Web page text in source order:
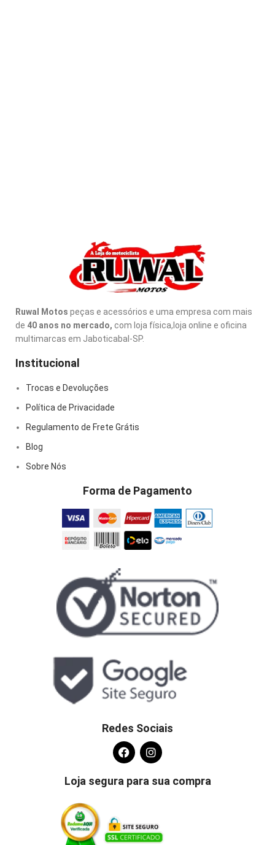
Ruwal Motos peças e acessórios e uma empresa com mais
de 40 anos no mercado, com loja física,loja online e oficina
multimarcas em Jaboticabal-SP.
Institucional
Trocas e Devoluções
Política de Privacidade
Regulamento de Frete Grátis
Blog
Sobre Nós
Forma de Pagamento
Redes Sociais
Loja segura para sua compra